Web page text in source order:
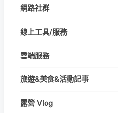
網路社群
線上工具/服務
雲端服務
旅遊&美食&活動記事
露營 Vlog